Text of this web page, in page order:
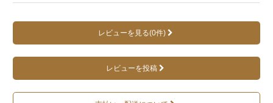
レビューを見る(0件)
レビューを投稿